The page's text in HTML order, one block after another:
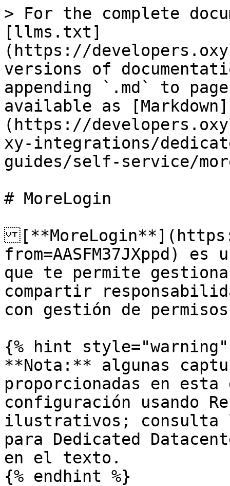
> For the complete
[llms.txt]
(https://
versions of
appending `.md` to
available as [Markdown]
(https://
xy-integrations/
guides/self-service/
# MoreLogin
from=AASFM37JXppd)
que te permite
compartir
con gestión de
{% hint style="warning"
**Nota:** algunas
proporcionadas en
configuración usando
ilustrativos; consulta
para Dedicated
en el texto.
{% endhint %}